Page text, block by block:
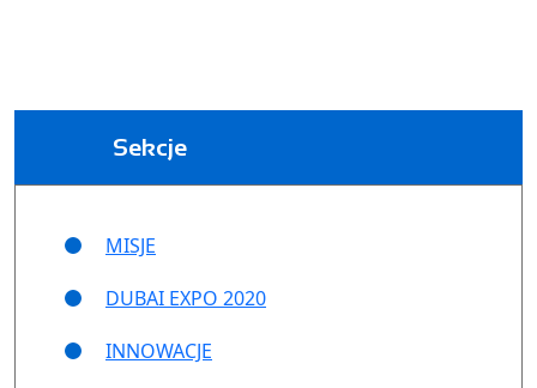
Sekcje
MISJE
DUBAI EXPO 2020
INNOWACJE